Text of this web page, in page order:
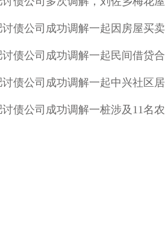
讨债公司成功调解一起民间借贷